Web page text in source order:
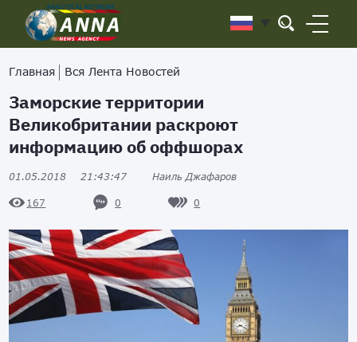
Главная Вся Лента Новостей
Заморские территории
Великобритании раскроют
информацию об оффшорах
01.05.2018 21:43:47 Наиль Джафаров
167 0 0